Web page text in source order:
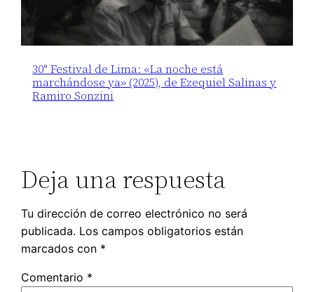
30° Festival de Lima: «La noche está
marchándose ya» (2025), de Ezequiel Salinas y
Ramiro Sonzini
Deja una respuesta
Tu dirección de correo electrónico no será
publicada. Los campos obligatorios están
marcados con *
Comentario *